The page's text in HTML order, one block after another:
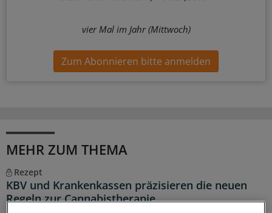
vier Mal im Jahr (Mittwoch)
Zum Abonnieren bitte anmelden
MEHR ZUM THEMA
Rezept
KBV und Krankenkassen präzisieren die neuen
Regeln zur Cannabistherapie